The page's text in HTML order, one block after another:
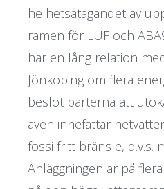
helhetsåtagandet av
ramen för LUF och
har en lång relation
Jönköping om flera
beslöt parterna att
även innefattar
fossilfritt bränsle, d.v.s.
Anläggningen är på